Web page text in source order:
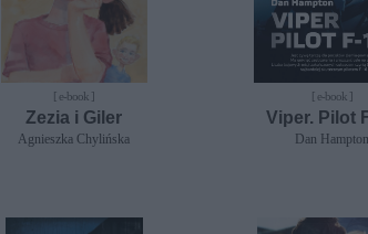
[ e-book ]
Zezia i Giler
Agnieszka Chylińska
[ e-book ]
Viper. Pilot
Dan Hampton